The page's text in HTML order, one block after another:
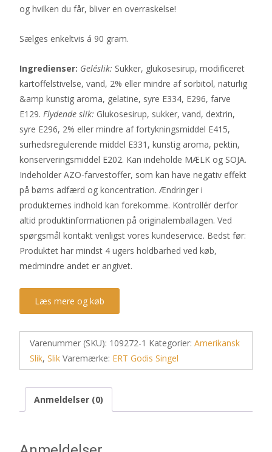
og hvilken du får, bliver en overraskelse!
Sælges enkeltvis á 90 gram.
Ingredienser: Geléslik: Sukker, glukosesirup, modificeret
kartoffelstivelse, vand, 2% eller mindre af sorbitol, naturlig
&amp kunstig aroma, gelatine, syre E334, E296, farve
E129. Flydende slik: Glukosesirup, sukker, vand, dextrin,
syre E296, 2% eller mindre af fortykningsmiddel E415,
surhedsregulerende middel E331, kunstig aroma, pektin,
konserveringsmiddel E202. Kan indeholde MÆLK og SOJA.
Indeholder AZO-farvestoffer, som kan have negativ effekt
på børns adfærd og koncentration. Ændringer i
produkternes indhold kan forekomme. Kontrollér derfor
altid produktinformationen på originalemballagen. Ved
spørgsmål kontakt venligst vores kundeservice. Bedst før:
Produktet har mindst 4 ugers holdbarhed ved køb,
medmindre andet er angivet.
Læs mere og køb
Varenummer (SKU): 109272-1 Kategorier: Amerikansk
Slik, Slik Varemærke: ERT Godis Singel
Anmeldelser (0)